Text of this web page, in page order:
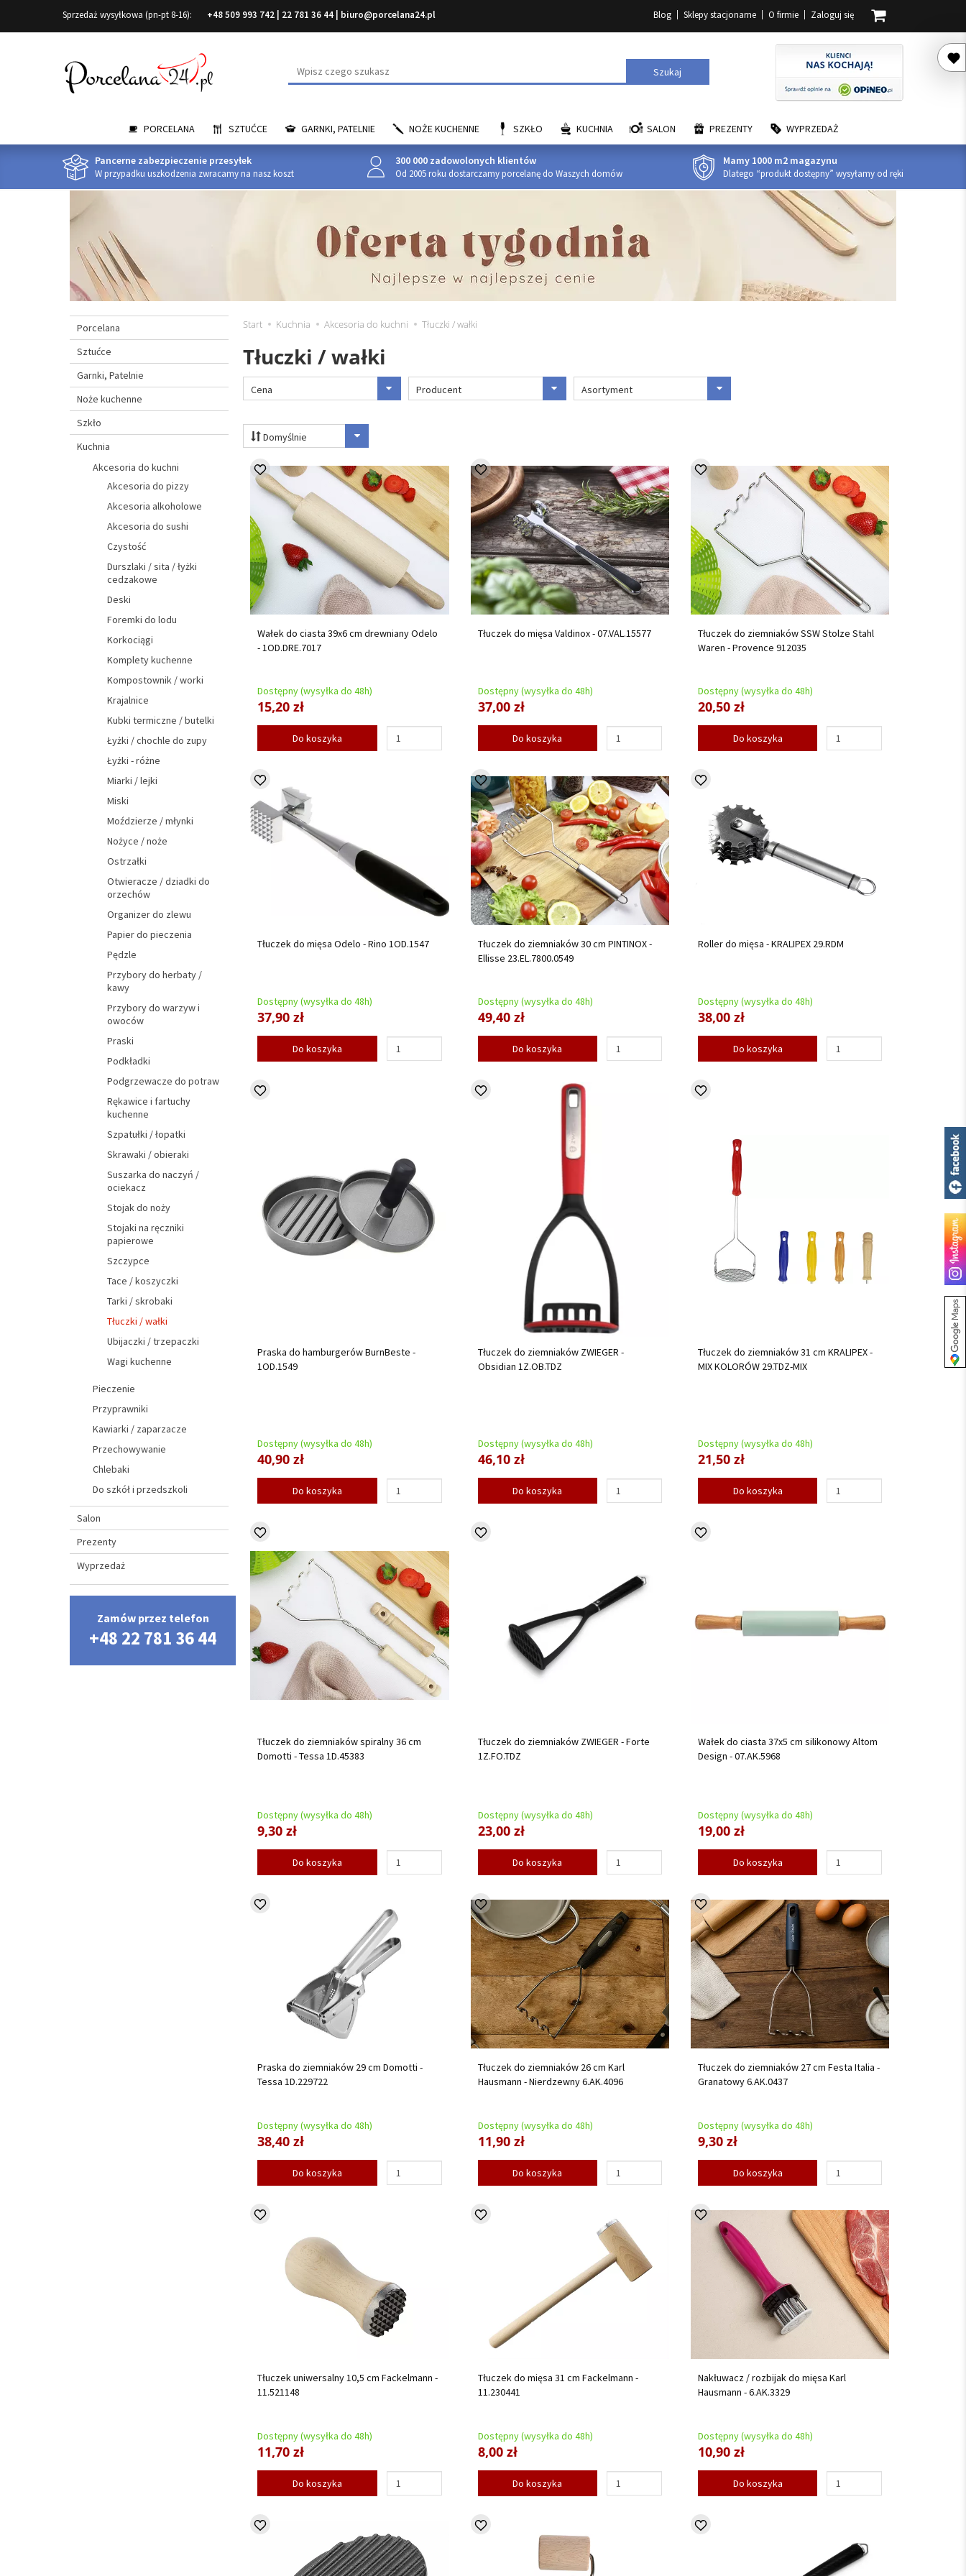
Sprzedaż wysyłkowa (pn-pt 8-16): +48 509 993 742 22 781 36 44 biuro@porcelana24.pl Blog Sklepy stacjonarne O firmie Zaloguj się
Wyszukaj Szukaj
PORCELANA SZTUĆCE GARNKI, PATELNIE NOŻE KUCHENNE SZKŁO KUCHNIA SALON PREZENTY WYPRZEDAŻ
Pancerne zabezpieczenie przesyłek
W przypadku uszkodzenia zwracamy na nasz koszt
300 000 zadowolonych klientów
Od 2005 roku dostarczamy porcelanę do Waszych domów
Mamy 1000 m2 magazynu
Dlatego “produkt dostępny” wysyłamy od ręki
Start Kuchnia Akcesoria do kuchni Tłuczki / wałki
Tłuczki / wałki
Cena Producent Asortyment
Domyślnie
Wałek do ciasta 39x6 cm drewniany Odelo
- 1OD.DRE.7017
Dostępny (wysyłka do 48h)
15,20 zł
Do koszyka
Tłuczek do mięsa Valdinox - 07.VAL.15577
Dostępny (wysyłka do 48h)
37,00 zł
Do koszyka
Tłuczek do ziemniaków SSW Stolze Stahl
Waren - Provence 912035
Dostępny (wysyłka do 48h)
20,50 zł
Do koszyka
Tłuczek do mięsa Odelo - Rino 1OD.1547
Dostępny (wysyłka do 48h)
37,90 zł
Do koszyka
Tłuczek do ziemniaków 30 cm PINTINOX -
Ellisse 23.EL.7800.0549
Dostępny (wysyłka do 48h)
49,40 zł
Do koszyka
Roller do mięsa - KRALIPEX 29.RDM
Dostępny (wysyłka do 48h)
38,00 zł
Do koszyka
Praska do hamburgerów BurnBeste -
1OD.1549
Dostępny (wysyłka do 48h)
40,90 zł
Do koszyka
Tłuczek do ziemniaków ZWIEGER -
Obsidian 1Z.OB.TDZ
Dostępny (wysyłka do 48h)
46,10 zł
Do koszyka
Tłuczek do ziemniaków 31 cm KRALIPEX -
MIX KOLORÓW 29.TDZ-MIX
Dostępny (wysyłka do 48h)
21,50 zł
Do koszyka
Tłuczek do ziemniaków spiralny 36 cm
Domotti - Tessa 1D.45383
Dostępny (wysyłka do 48h)
9,30 zł
Do koszyka
Tłuczek do ziemniaków ZWIEGER - Forte
1Z.FO.TDZ
Dostępny (wysyłka do 48h)
23,00 zł
Do koszyka
Wałek do ciasta 37x5 cm silikonowy Altom
Design - 07.AK.5968
Dostępny (wysyłka do 48h)
19,00 zł
Do koszyka
Praska do ziemniaków 29 cm Domotti -
Tessa 1D.229722
Dostępny (wysyłka do 48h)
38,40 zł
Do koszyka
Tłuczek do ziemniaków 26 cm Karl
Hausmann - Nierdzewny 6.AK.4096
Dostępny (wysyłka do 48h)
11,90 zł
Do koszyka
Tłuczek do ziemniaków 27 cm Festa Italia -
Granatowy 6.AK.0437
Dostępny (wysyłka do 48h)
9,30 zł
Do koszyka
Tłuczek uniwersalny 10,5 cm Fackelmann -
11.521148
Dostępny (wysyłka do 48h)
11,70 zł
Do koszyka
Tłuczek do mięsa 31 cm Fackelmann -
11.230441
Dostępny (wysyłka do 48h)
8,00 zł
Do koszyka
Nakłuwacz / rozbijak do mięsa Karl
Hausmann - 6.AK.3329
Dostępny (wysyłka do 48h)
10,90 zł
Do koszyka
Porcelana
Sztućce
Garnki, Patelnie
Noże kuchenne
Szkło
Kuchnia
Akcesoria do kuchni
Akcesoria do pizzy
Akcesoria alkoholowe
Akcesoria do sushi
Czystość
Durszlaki / sita / łyżki
cedzakowe
Deski
Foremki do lodu
Korkociągi
Komplety kuchenne
Kompostownik / worki
Krajalnice
Kubki termiczne / butelki
Łyżki / chochle do zupy
Łyżki - różne
Miarki / lejki
Miski
Moździerze / młynki
Nożyce / noże
Ostrzałki
Otwieracze / dziadki do
orzechów
Organizer do zlewu
Papier do pieczenia
Pędzle
Przybory do herbaty /
kawy
Przybory do warzyw i
owoców
Praski
Podkładki
Podgrzewacze do potraw
Rękawice i fartuchy
kuchenne
Szpatułki / łopatki
Skrawaki / obieraki
Suszarka do naczyń /
ociekacz
Stojak do noży
Stojaki na ręczniki
papierowe
Szczypce
Tace / koszyczki
Tarki / skrobaki
Tłuczki / wałki
Ubijaczki / trzepaczki
Wagi kuchenne
Pieczenie
Przyprawniki
Kawiarki / zaparzacze
Przechowywanie
Chlebaki
Do szkół i przedszkoli
Salon
Prezenty
Wyprzedaż
Zamów przez telefon
+48 22 781 36 44